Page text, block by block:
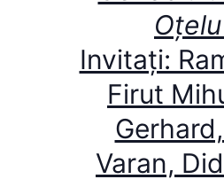
Invitați:
Firut
Varan,